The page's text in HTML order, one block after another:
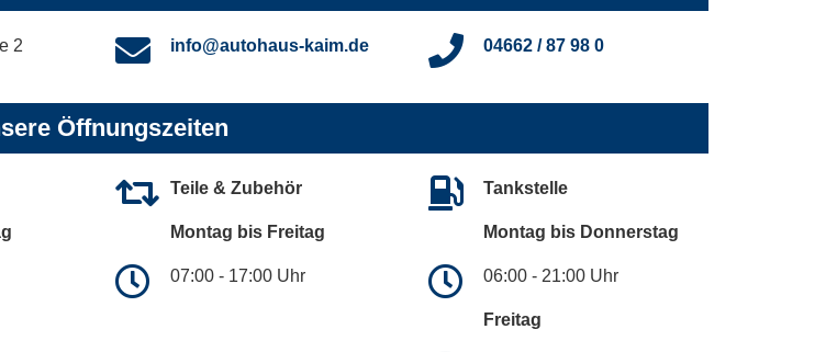
2
info@autohaus-kaim.de 04662 / 87 98 0
Öffnungszeiten
Teile & Zubehör
Montag bis Freitag
07:00 - 17:00 Uhr
Tankstelle
Montag bis Donnerstag
06:00 - 21:00 Uhr
Freitag